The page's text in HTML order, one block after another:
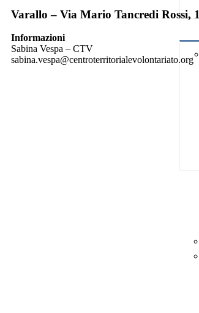
Varallo – Via Mario Tancredi Rossi, 1
Informazioni
Sabina Vespa – CTV
sabina.vespa@centroterritorialevolontariato.org